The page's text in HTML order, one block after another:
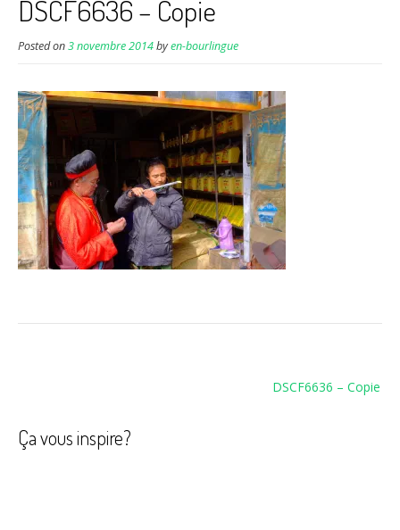
DSCF6636 – Copie
Posted on3 novembre 2014byen-bourlingue
DSCF6636 – Copie
Ça vous inspire?